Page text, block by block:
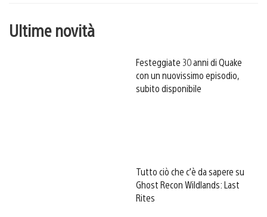
Ultime novità
Festeggiate 30 anni di Quake
con un nuovissimo episodio,
subito disponibile
Tutto ciò che c’è da sapere su
Ghost Recon Wildlands: Last
Rites